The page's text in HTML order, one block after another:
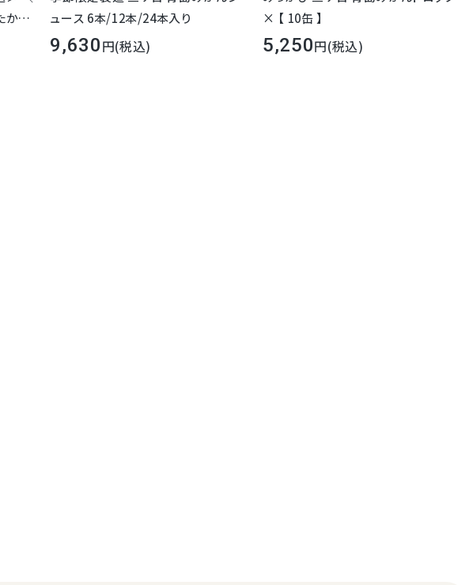
かは
本
ュース 6本/12本/24本入り
9,630 (税込)
× 【 10缶 】
5,250 (税込)